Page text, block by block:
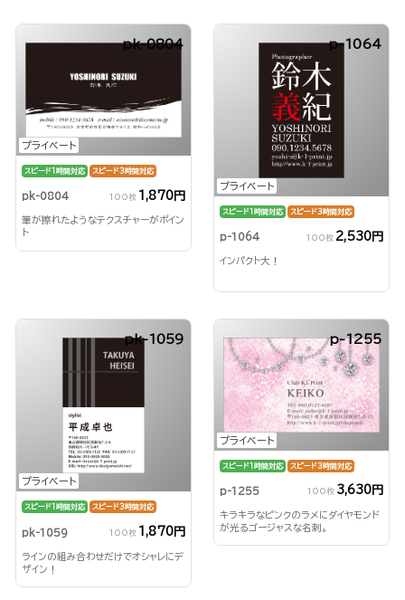
プライベート
pk-0804
スピード1時間対応 スピード3時間対応
pk-0804 100枚 1,870円
筆が擦れたようなテクスチャーがポイン
ト
プライベート
p-1064
スピード1時間対応 スピード3時間対応
p-1064 100枚 2,530円
インパクト大！
プライベート
pk-1059
スピード1時間対応 スピード3時間対応
pk-1059 100枚 1,870円
ラインの組み合わせだけでオシャレにデ
ザイン！
プライベート
p-1255
スピード1時間対応 スピード3時間対応
p-1255 100枚 3,630円
キラキラなピンクのラメにダイヤモンド
が光るゴージャスな名刺。